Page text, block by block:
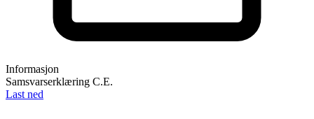
Informasjon
Samsvarserklæring C.E.
Last ned